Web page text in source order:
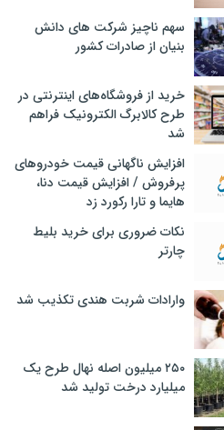
سهم ناچیز شرکت های دانش
بنیان از صادرات کشور
خرید از فروشگاه‌های اینترنتی در
طرح کالابرگ الکترونیک فراهم
شد
افزایش ناگهانی قیمت خودروهای
پرفروش / افزایش قیمت دنا،
هایما و تارا رکورد زد
نکات ضروری برای خرید بلیط
چارتر
وارادات شربت هندی تکذیب شد
۲۵۰ میلیون اصله نهال طرح یک
میلیارد درخت تولید شد